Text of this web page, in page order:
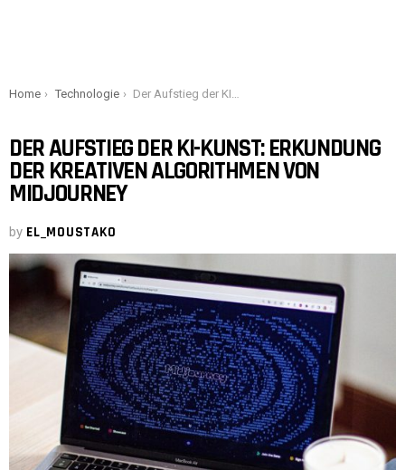
You are here:
Home Technologie Der Aufstieg der KI-Kunst: Erkundung der kreativen Algorithmen von Midjourney
DER AUFSTIEG DER KI-KUNST: ERKUNDUNG
DER KREATIVEN ALGORITHMEN VON
MIDJOURNEY
by EL_MOUSTAKO